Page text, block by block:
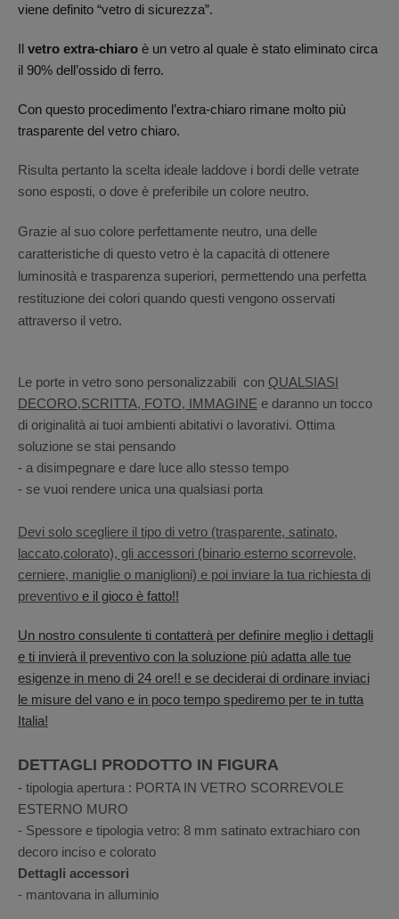
viene definito “vetro di sicurezza”.
Il vetro extra-chiaro è un vetro al quale è stato eliminato circa
il 90% dell’ossido di ferro.
Con questo procedimento l’extra-chiaro rimane molto più
trasparente del vetro chiaro.
Risulta pertanto la scelta ideale laddove i bordi delle vetrate
sono esposti, o dove è preferibile un colore neutro.
Grazie al suo colore perfettamente neutro, una delle
caratteristiche di questo vetro è la capacità di ottenere
luminosità e trasparenza superiori, permettendo una perfetta
restituzione dei colori quando questi vengono osservati
attraverso il vetro.
Le porte in vetro sono personalizzabili con QUALSIASI
DECORO,SCRITTA, FOTO, IMMAGINE e daranno un tocco
di originalità ai tuoi ambienti abitativi o lavorativi. Ottima
soluzione se stai pensando
- a disimpegnare e dare luce allo stesso tempo
- se vuoi rendere unica una qualsiasi porta
Devi solo scegliere il tipo di vetro (trasparente, satinato,
laccato,colorato), gli accessori (binario esterno scorrevole,
cerniere, maniglie o maniglioni) e poi inviare la tua richiesta di
preventivo e il gioco è fatto!!
Un nostro consulente ti contatterà per definire meglio i dettagli
e ti invierà il preventivo con la soluzione più adatta alle tue
esigenze in meno di 24 ore!! e se deciderai di ordinare inviaci
le misure del vano e in poco tempo spediremo per te in tutta
Italia!
DETTAGLI PRODOTTO IN FIGURA
- tipologia apertura : PORTA IN VETRO SCORREVOLE
ESTERNO MURO
- Spessore e tipologia vetro: 8 mm satinato extrachiaro con
decoro inciso e colorato
Dettagli accessori
- mantovana in alluminio